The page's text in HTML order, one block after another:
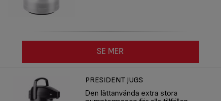
SE MER
PRESIDENT JUGS
Den lättanvända extra stora